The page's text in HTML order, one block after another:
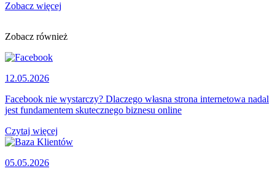
Zobacz więcej
Zobacz również
12.05.2026
Facebook nie wystarczy? Dlaczego własna strona internetowa nadal
jest fundamentem skutecznego biznesu online
Czytaj więcej
05.05.2026